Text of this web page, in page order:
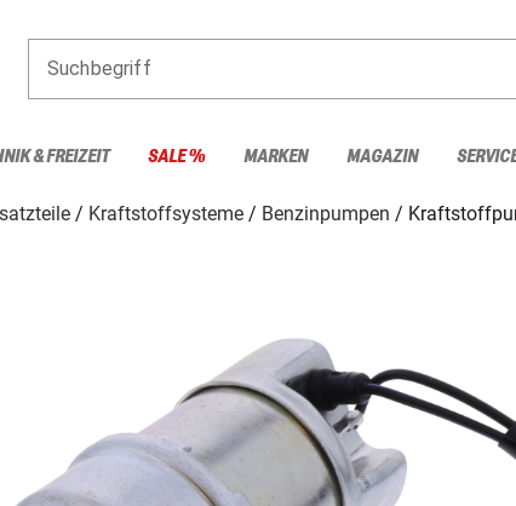
Suchbegriff
& FREIZEIT SALE % MARKEN MAGAZIN
Kraftstoffsysteme Benzinpumpen